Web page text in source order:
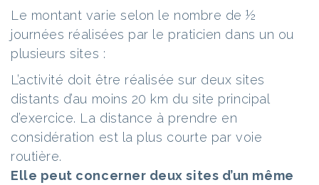
Le montant varie selon le nombre de ½
journées réalisées par le praticien dans un ou
plusieurs sites :
L’activité doit être réalisée sur deux sites
distants d’au moins 20 km du site principal
d’exercice. La distance à prendre en
considération est la plus courte par voie
routière.
Elle peut concerner deux sites d’un même